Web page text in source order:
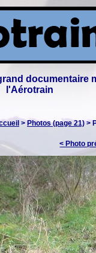
documentaire
l'Aérotrain
> Photos (page 21) >
< Photo